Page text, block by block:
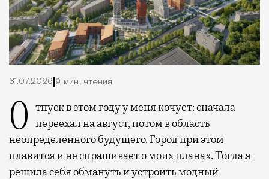
31.07.2026 9 мин. чтения
Отпуск в этом году у меня кочует: сначала переехал на август, потом в область
неопределенного будущего. Город при этом
плавится и не спрашивает о моих планах. Тогда я
решила себя обмануть и устроить модный